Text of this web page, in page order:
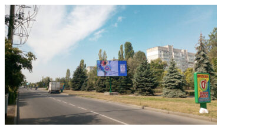
Головна
Щити Горішні Плавні
Archive from category "Щити Горішні Плавні"